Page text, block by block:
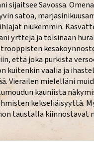
sijaitsee Savossa.
satoa,
niukemmin.
yrttejä ja toisinaan
että joka purkista
kuitenkin vaalia ja
Vierailen mielelläni
kauniista
kekseliäisyyttä.
taustalla kiinnostavat